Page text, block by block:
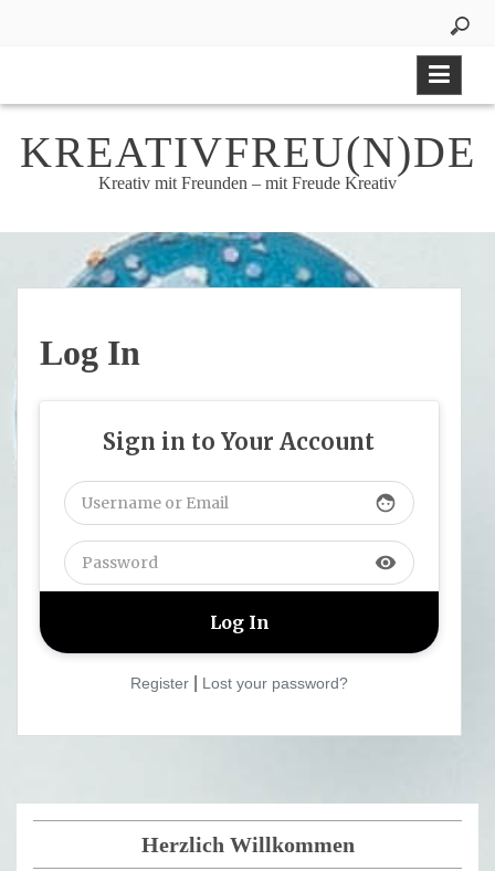
KREATIVFREU(N)DE
Kreativ mit Freunden – mit Freude Kreativ
Log In
Sign in to Your Account
face
visibility
Register Lost your password?
Herzlich Willkommen